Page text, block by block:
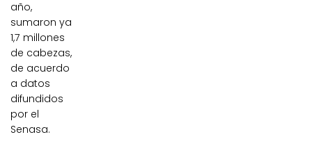
año,
sumaron ya
1,7 millones
de cabezas,
de acuerdo
a datos
difundidos
por el
Senasa.